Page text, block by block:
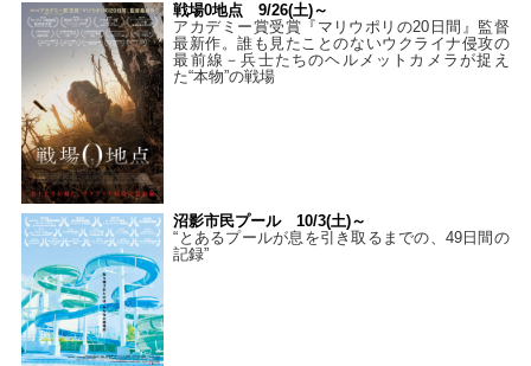
戦場0地点 9/26(土)～
アカデミー賞受賞『マリウポリの20日間』監督
最新作。誰も見たことのないウクライナ侵攻の
最前線－兵士たちのヘルメットカメラが捉え
た“本物”の戦場
沼影市民プール 10/3(土)～
“とあるプールが息を引き取るまでの、49日間の
記録”